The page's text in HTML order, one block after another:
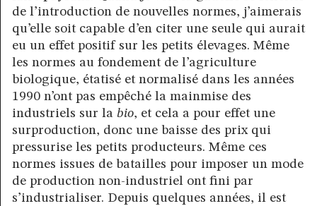
de l’introduction de nouvelles normes, j’aimerais
qu’elle soit capable d’en citer une seule qui aurait
eu un effet positif sur les petits élevages. Même
les normes au fondement de l’agriculture
biologique, étatisé et normalisé dans les années
1990 n’ont pas empêché la mainmise des
industriels sur la bio, et cela a pour effet une
surproduction, donc une baisse des prix qui
pressurise les petits producteurs. Même ces
normes issues de batailles pour imposer un mode
de production non-industriel ont fini par
s’industrialiser. Depuis quelques années, il est